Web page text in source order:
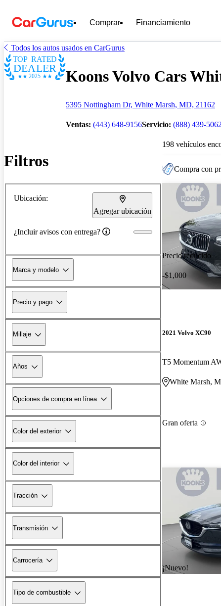
Comprar Financiamiento
Todos los autos usados en CarGurus
TOP RATED
DEALER
2025 Koons Volvo Cars
5395 Nottingham Dr, White Marsh, MD, 21162
Ventas: (443) 648-9156Servicio: (888) 439-5062
Filtros
Ubicación:
Agregar ubicación
¿Incluir avisos con entrega?
Marca y modelo
Precio y pago
Millaje
Años
Opciones de compra en línea
Color del exterior
Color del interior
Tracción
Transmisión
Carrocería
Tipo de combustible
198 vehículos
Compra con
Precio reducido
-$1,000
2021 Volvo XC90
T5 Momentum
White Marsh,
Gran oferta
¡Nuevo!